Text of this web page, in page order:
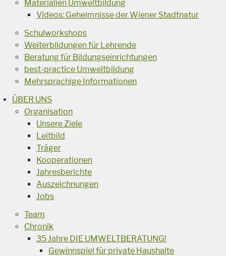
Materialien Umweltbildung
Videos: Geheimnisse der Wiener Stadtnatur
Schulworkshops
Weiterbildungen für Lehrende
Beratung für Bildungseinrichtungen
best-practice Umweltbildung
Mehrsprachige Informationen
ÜBER UNS
Organisation
Unsere Ziele
Leitbild
Träger
Kooperationen
Jahresberichte
Auszeichnungen
Jobs
Team
Chronik
35 Jahre DIE UMWELTBERATUNG!
Gewinnspiel für private Haushalte